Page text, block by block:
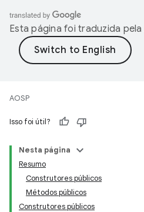
Esta página foi traduzida pela
AOSP
Isso foi útil?
Nesta página
Resumo
Construtores públicos
Métodos públicos
Construtores públicos